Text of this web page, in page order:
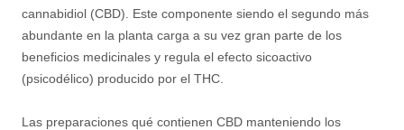
cannabidiol (CBD). Este componente siendo el segundo más
abundante en la planta carga a su vez gran parte de los
beneficios medicinales y regula el efecto sicoactivo
(psicodélico) producido por el THC.
Las preparaciones qué contienen CBD manteniendo los